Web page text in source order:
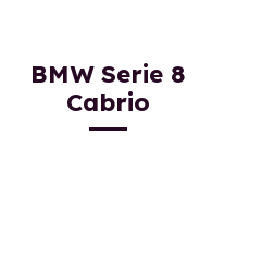
BMW Serie 8
Cabrio